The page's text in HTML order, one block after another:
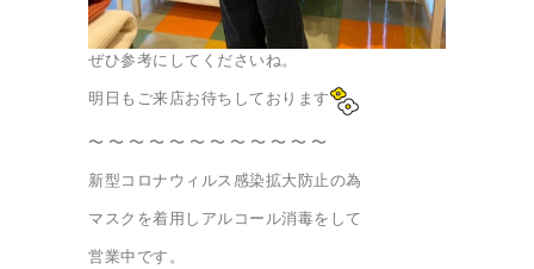
ぜひ参考にしてくださいね。
明日もご来店お待ちしております
〜 〜 〜 〜 〜 〜 〜 〜 〜 〜 〜 〜
新型コロナウィルス感染拡大防止の為
マスクを着用しアルコール消毒をして
営業中です。